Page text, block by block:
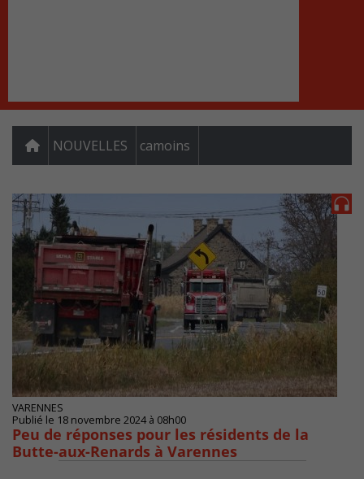
NOUVELLES camoins
VARENNES
Publié le 18 novembre 2024 à 08h00
Peu de réponses pour les résidents de la
Butte-aux-Renards à Varennes